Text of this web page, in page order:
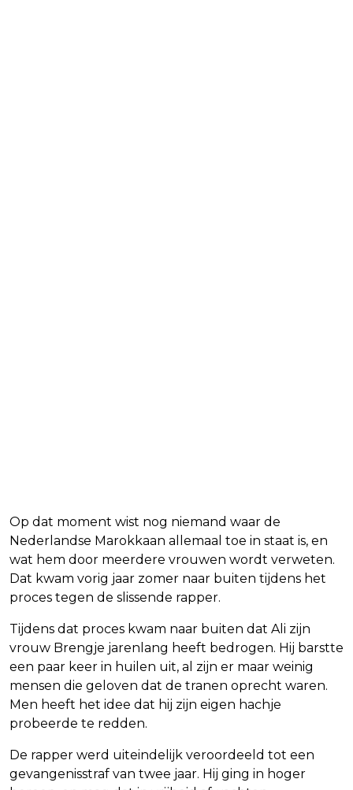
Op dat moment wist nog niemand waar de
Nederlandse Marokkaan allemaal toe in staat is, en
wat hem door meerdere vrouwen wordt verweten.
Dat kwam vorig jaar zomer naar buiten tijdens het
proces tegen de slissende rapper.
Tijdens dat proces kwam naar buiten dat Ali zijn
vrouw Brengje jarenlang heeft bedrogen. Hij barstte
een paar keer in huilen uit, al zijn er maar weinig
mensen die geloven dat de tranen oprecht waren.
Men heeft het idee dat hij zijn eigen hachje
probeerde te redden.
De rapper werd uiteindelijk veroordeeld tot een
gevangenisstraf van twee jaar. Hij ging in hoger